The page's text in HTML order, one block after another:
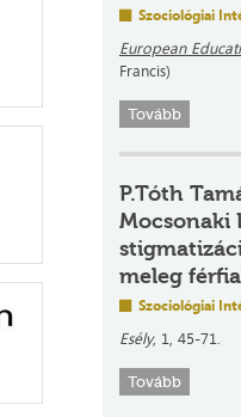
Szociológiai
European
Francis)
Tovább
P.Tóth
Mocsonaki
meleg
Szociológiai
Esély, 1, 45-71.
Tovább